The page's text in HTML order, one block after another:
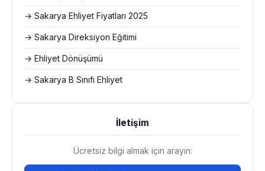
→ Sakarya Ehliyet Fiyatları 2025
→ Sakarya Direksiyon Eğitimi
→ Ehliyet Dönüşümü
→ Sakarya B Sınıfı Ehliyet
İletişim
Ücretsiz bilgi almak için arayın: